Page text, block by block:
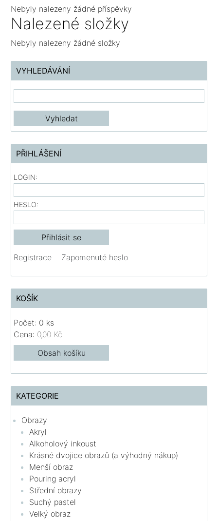
Nebyly nalezeny žádné příspěvky
Nalezené složky
Nebyly nalezeny žádné složky
VYHLEDÁVÁNÍ
PŘIHLÁŠENÍ
LOGIN:
HESLO:
Registrace Zapomenuté heslo
KOŠÍK
Počet: 0 ks
Cena: 0,00 Kč
Obsah košíku
KATEGORIE
Obrazy
Akryl
Alkoholový inkoust
Krásné dvojice obrazů (a výhodný nákup)
Menší obraz
Pouring acryl
Střední obrazy
Suchý pastel
Velký obraz